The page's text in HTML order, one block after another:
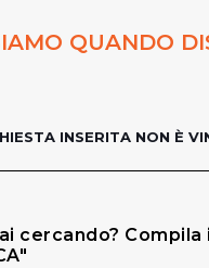
QUANDO
INSERITA NON È
cercando? Compila